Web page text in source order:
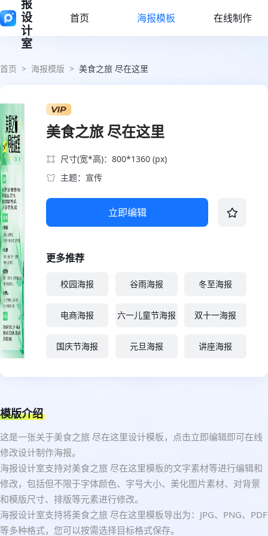
报
设
计
室
首页 海报模板 在线制作
首页 > 海报模版 > 美食之旅 尽在这里
美食之旅 尽在这里
尺寸(宽*高)：800*1360 (px)
主题：宣传
立即编辑
更多推荐
校园海报 谷雨海报 冬至海报
电商海报 六一儿童节海报 双十一海报
国庆节海报 元旦海报 讲座海报
模版介绍
这是一张关于美食之旅 尽在这里设计模板，点击立即编辑即可在线
修改设计制作海报。
海报设计室支持对美食之旅 尽在这里模板的文字素材等进行编辑和
修改，包括但不限于字体颜色、字号大小、美化图片素材、对背景
和模版尺寸、排版等元素进行修改。
海报设计室支持将美食之旅 尽在这里模板导出为：JPG、PNG、PDF
等多种格式，您可以按需选择目标格式保存。